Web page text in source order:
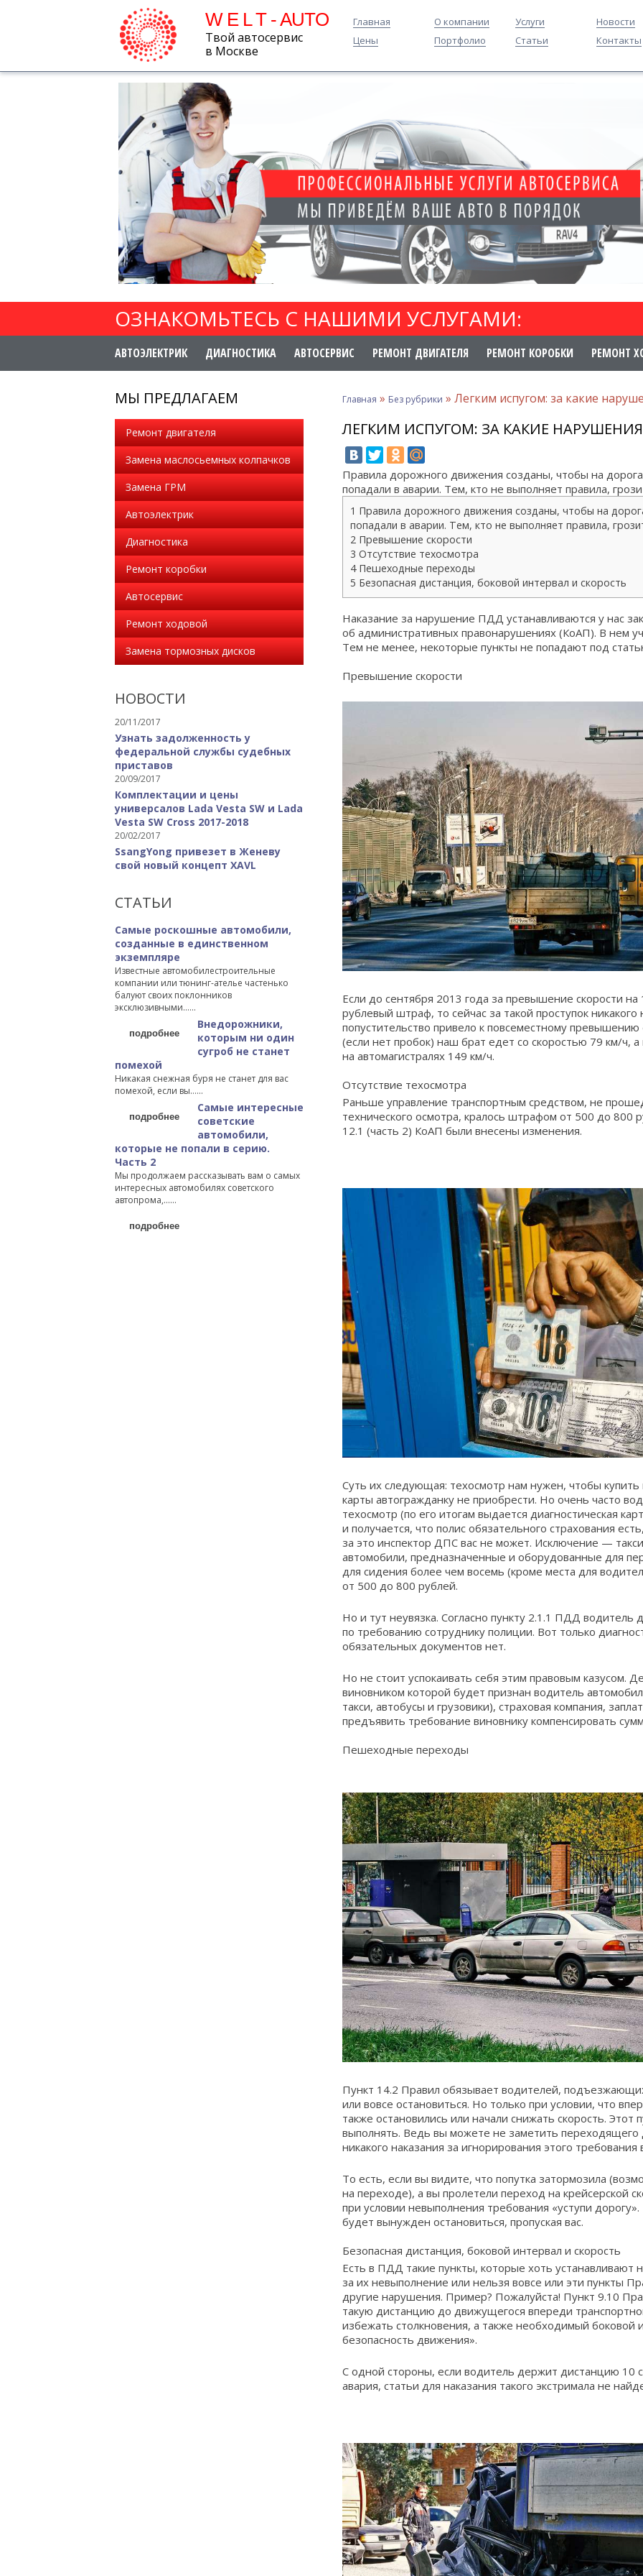
W E L T - AUTO
Твой автосервис
в Москве
Главная О компании Услуги
Новости
Цены
Портфолио Статьи Контакты
ОЗНАКОМЬТЕСЬ С НАШИМИ УСЛУГАМИ:
АВТОЭЛЕКТРИК ДИАГНОСТИКА АВТОСЕРВИС РЕМОНТ ДВИГАТЕЛЯ РЕМОНТ КОРОБКИ РЕМОНТ
МЫ ПРЕДЛАГАЕМ
Ремонт двигателя
Замена маслосьемных колпачков
Замена ГРМ
Автоэлектрик
Диагностика
Ремонт коробки
Автосервис
Ремонт ходовой
Замена тормозных дисков
НОВОСТИ
20/11/2017
Узнать задолженность у
федеральной службы судебных
приставов
20/09/2017
Комплектации и цены
универсалов Lada Vesta SW и Lada
Vesta SW Cross 2017-2018
20/02/2017
SsangYong привезет в Женеву
свой новый концепт XAVL
СТАТЬИ
Самые роскошные автомобили,
созданные в единственном
экземпляре
Известные автомобилестроительные
компании или тюнинг-ателье частенько
балуют своих поклонников
эксклюзивными…...
подробнее
Внедорожники,
которым ни один
сугроб не станет
помехой
Никакая снежная буря не станет для вас
помехой, если вы…...
подробнее
Самые интересные
советские
автомобили,
которые не попали в серию.
Часть 2
Мы продолжаем рассказывать вам о самых
интересных автомобилях советского
автопрома,…...
подробнее
Главная » Без рубрики » Легким испугом: за какие
ЛЕГКИМ ИСПУГОМ: ЗА КАКИЕ
Правила дорожного движения созданы, чтобы на
попадали в аварии. Тем, кто не выполняет правила,
1 Правила дорожного движения созданы, чтобы на
попадали в аварии. Тем, кто не выполняет правила,
2 Превышение скорости
3 Отсутствие техосмотра
4 Пешеходные переходы
5 Безопасная дистанция, боковой интервал и скорость
Наказание за нарушение ПДД устанавливаются у нас
об административных правонарушениях (КоАП). В нем
Тем не менее, некоторые пункты не попадают под
Превышение скорости
Если до сентября 2013 года за превышение скорости
рублевый штраф, то сейчас за такой проступок никакого
попустительство привело к повсеместному превышению
(если нет пробок) наш брат едет со скоростью 79 км/ч, а
на автомагистралях 149 км/ч.
Отсутствие техосмотра
Раньше управление транспортным средством, не
технического осмотра, кралось штрафом от 500 до 800
12.1 (часть 2) КоАП были внесены изменения.
Суть их следующая: техосмотр нам нужен, чтобы
карты автогражданку не приобрести. Но очень часто
техосмотр (по его итогам выдается диагностическая
и получается, что полис обязательного страхования
за это инспектор ДПС вас не может. Исключение —
автомобили, предназначенные и оборудованные для
для сидения более чем восемь (кроме места для
от 500 до 800 рублей.
Но и тут неувязка. Согласно пункту 2.1.1 ПДД
по требованию сотруднику полиции. Вот только
обязательных документов нет.
Но не стоит успокаивать себя этим правовым казусом.
виновником которой будет признан водитель
такси, автобусы и грузовики), страховая компания,
предъявить требование виновнику компенсировать
Пешеходные переходы
Пункт 14.2 Правил обязывает водителей,
или вовсе остановиться. Но только при условии, что
также остановились или начали снижать скорость. Этот
выполнять. Ведь вы можете не заметить переходящего
никакого наказания за игнорирования этого
То есть, если вы видите, что попутка затормозила
на переходе), а вы пролетели переход на крейсерской
при условии невыполнения требования «уступи
будет вынужден остановиться, пропуская вас.
Безопасная дистанция, боковой интервал и скорость
Есть в ПДД такие пункты, которые хоть устанавливают
за их невыполнение или нельзя вовсе или эти пункты
другие нарушения. Пример? Пожалуйста! Пункт 9.10
такую дистанцию до движущегося впереди
избежать столкновения, а также необходимый боковой
безопасность движения».
С одной стороны, если водитель держит дистанцию 10
авария, статьи для наказания такого экстримала не